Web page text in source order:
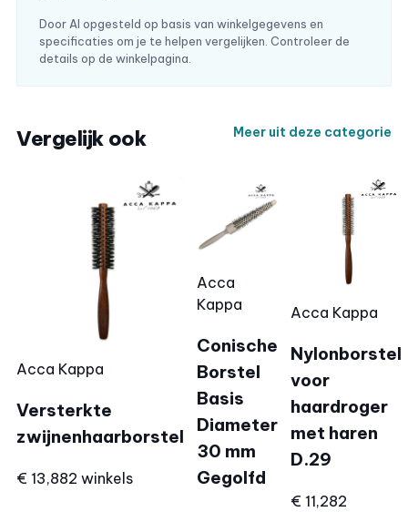
Door AI opgesteld op basis van winkelgegevens en
specificaties om je te helpen vergelijken. Controleer de
details op de winkelpagina.
Vergelijk ook Meer uit deze categorie
Acca Kappa
Versterkte
zwijnenhaarborstel
€ 13,882 winkels
Acca
Kappa
Conische
Borstel
Basis
Diameter
30 mm
Gegolfd
Acca Kappa
Nylonborstel
voor
haardroger
met haren
D.29
€ 11,282